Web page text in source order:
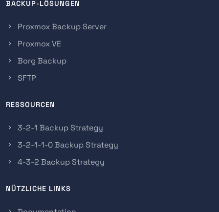
BACKUP-LÖSUNGEN
Proxmox Backup Server
Proxmox VE
Borg Backup
SFTP
RESSOURCEN
3-2-1 Backup Strategy
3-2-1-1-0 Backup Strategy
4-3-2 Backup Strategy
NÜTZLICHE LINKS